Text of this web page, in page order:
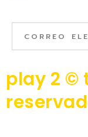
electrónico
play 2 ©